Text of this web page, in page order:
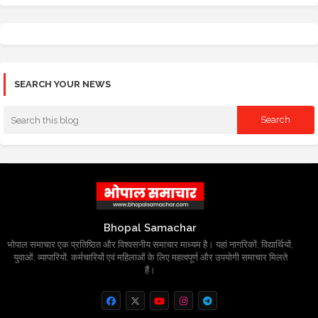
SEARCH YOUR NEWS
Bhopal Samachar
भोपाल समाचार एक प्रतिष्ठित और विश्वसनीय समाचार माध्यम है। यहां नागरिकों, विद्यार्थियों,
युवाओं, व्यापारियों, कर्मचारियों एवं महिलाओं के लिए महत्वपूर्ण और उपयोगी समाचार मिलते
हैं।